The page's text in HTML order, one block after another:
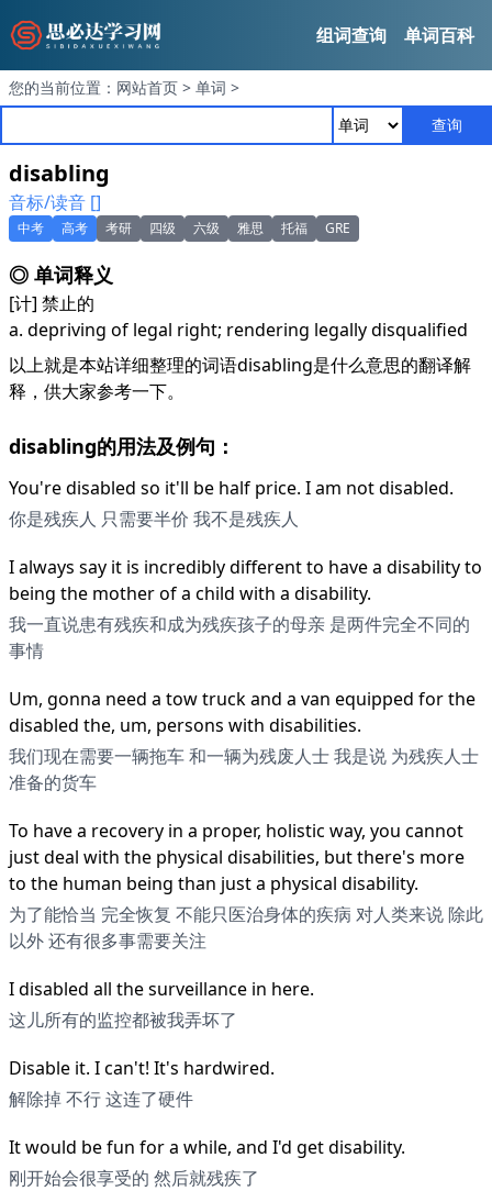
组词查询 单词百科
您的当前位置： 网站首页 > 单词 >
查询
disabling
音标/读音 []
中考 高考 考研 四级 六级 雅思 托福 GRE
◎ 单词释义
[计] 禁止的
a. depriving of legal right; rendering legally disqualified
以上就是本站详细整理的词语disabling是什么意思的翻译解
释，供大家参考一下。
disabling的用法及例句：
You're disabled so it'll be half price. I am not disabled.
你是残疾人 只需要半价 我不是残疾人
I always say it is incredibly different to have a disability to
being the mother of a child with a disability.
我一直说患有残疾和成为残疾孩子的母亲 是两件完全不同的
事情
Um, gonna need a tow truck and a van equipped for the
disabled the, um, persons with disabilities.
我们现在需要一辆拖车 和一辆为残废人士 我是说 为残疾人士
准备的货车
To have a recovery in a proper, holistic way, you cannot
just deal with the physical disabilities, but there's more
to the human being than just a physical disability.
为了能恰当 完全恢复 不能只医治身体的疾病 对人类来说 除此
以外 还有很多事需要关注
I disabled all the surveillance in here.
这儿所有的监控都被我弄坏了
Disable it. I can't! It's hardwired.
解除掉 不行 这连了硬件
It would be fun for a while, and I'd get disability.
刚开始会很享受的 然后就残疾了